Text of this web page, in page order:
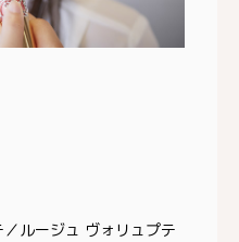
ルージュ ヴォリュプテ